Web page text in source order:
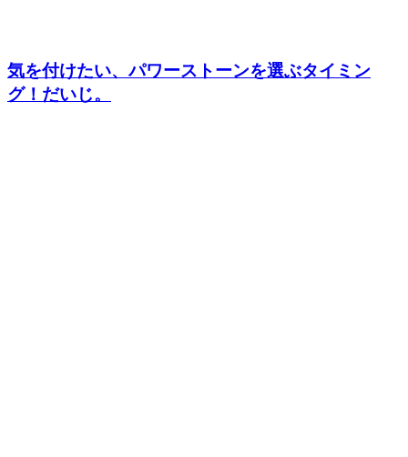
気を付けたい、パワーストーンを選ぶタイミン
グ！だいじ。